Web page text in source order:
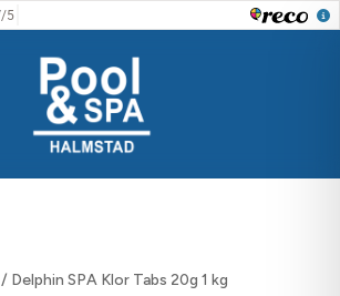
/ Delphin SPA Klor Tabs 20g 1 kg